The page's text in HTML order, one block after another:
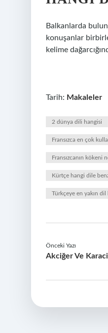
Balkanlarda
konuşanlar
kelime
Tarih: Makaleler
2 dünya dili hangisi
Fransızca en çok
Fransızcanın kökeni
Kürtçe hangi dile
Türkçeye en yakın dil
Önceki Yazı
Akciğer Ve